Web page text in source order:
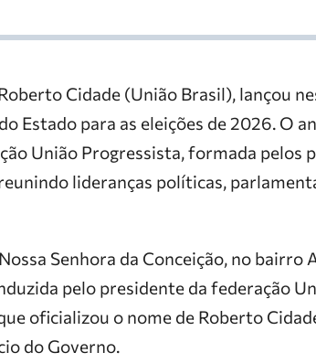
Cidade (União Brasil), lançou
Estado para as eleições de 2026. O
União Progressista, formada pelos
lideranças políticas,
Senhora da Conceição, no bairro
pelo presidente da federação
oficializou o nome de Roberto
do Governo.